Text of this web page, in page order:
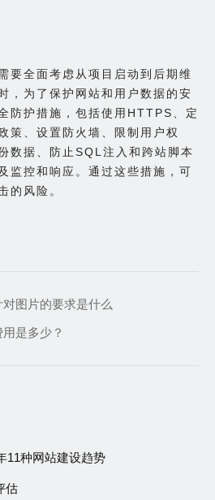
要全面考虑从项目启动到后期维
，为了保护网站和用户数据的安
防护措施，包括使用HTTPS、定
策、设置防火墙、限制用户权
数据、防止SQL注入和跨站脚本
监控和响应。通过这些措施，可
的风险。
图片的要求是什么
是多少？
11种网站建设趋势
估